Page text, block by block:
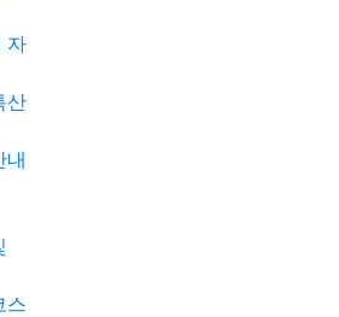
자
산
내
스